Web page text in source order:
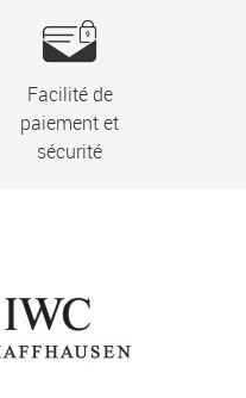
Facilité de
paiement et
sécurité